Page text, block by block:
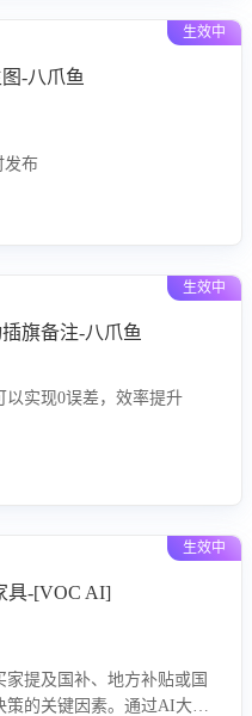
生效中
-八爪鱼
发布
生效中
旗备注-八爪鱼
以实现0误差，效率提升
生效中
具-[VOC AI]
提及国补、地方补贴或国
策的关键因素。通过AI大模